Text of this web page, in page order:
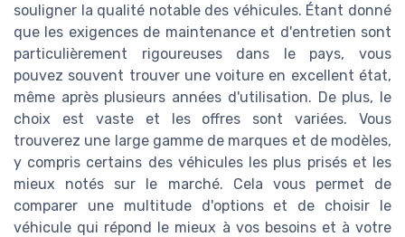
souligner la qualité notable des véhicules. Étant donné
que les exigences de maintenance et d'entretien sont
particulièrement rigoureuses dans le pays, vous
pouvez souvent trouver une voiture en excellent état,
même après plusieurs années d'utilisation. De plus, le
choix est vaste et les offres sont variées. Vous
trouverez une large gamme de marques et de modèles,
y compris certains des véhicules les plus prisés et les
mieux notés sur le marché. Cela vous permet de
comparer une multitude d'options et de choisir le
véhicule qui répond le mieux à vos besoins et à votre